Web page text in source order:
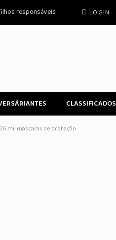
responsáveis LOGIN
CLASSIFICADOS
mil máscaras de proteção